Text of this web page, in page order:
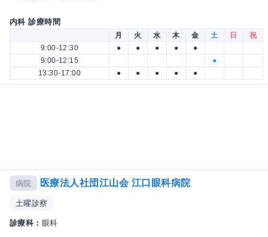
内科 診療時間
月 火 水 木 金 土 日
祝
9:00-12:30
● ● ● ●
●
9:00-12:15
●
13:30-17:00
● ● ● ● ●
病院 医療法人社団江山会 江口眼科病院
土曜診察
診療科： 眼科